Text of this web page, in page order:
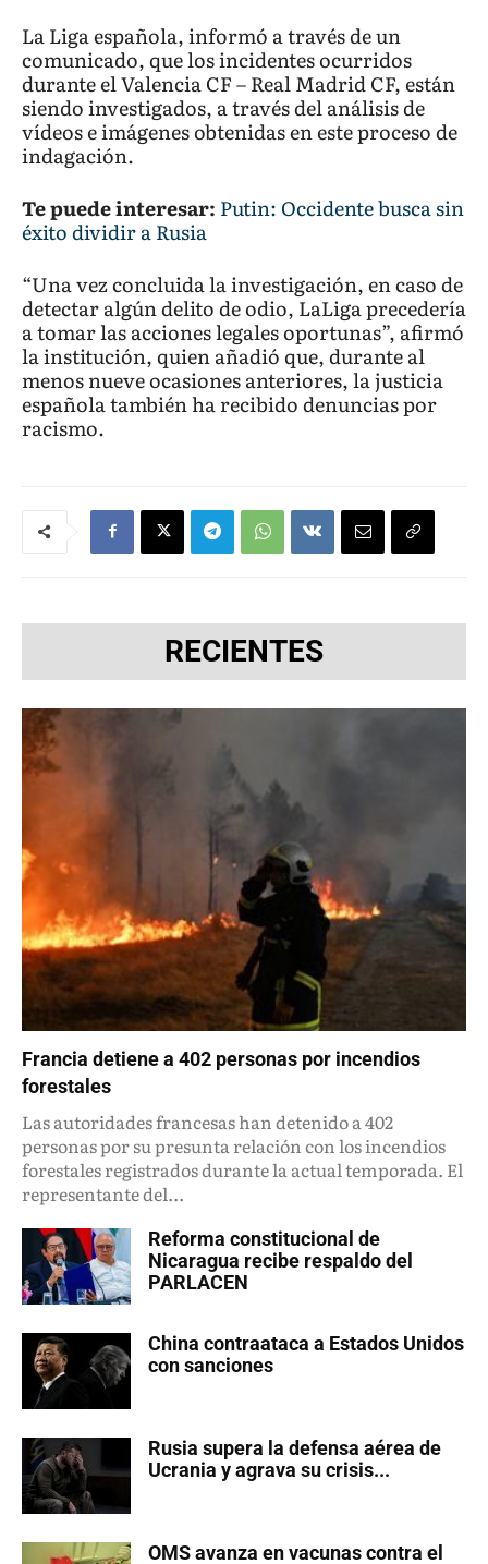
La Liga española, informó a través de un
comunicado, que los incidentes ocurridos
durante el Valencia CF – Real Madrid CF, están
siendo investigados, a través del análisis de
vídeos e imágenes obtenidas en este proceso de
indagación.
Te puede interesar: Putin: Occidente busca sin
éxito dividir a Rusia
“Una vez concluida la investigación, en caso de
detectar algún delito de odio, LaLiga precedería
a tomar las acciones legales oportunas”, afirmó
la institución, quien añadió que, durante al
menos nueve ocasiones anteriores, la justicia
española también ha recibido denuncias por
racismo.
RECIENTES
Francia detiene a 402 personas por incendios
forestales
Las autoridades francesas han detenido a 402
personas por su presunta relación con los incendios
forestales registrados durante la actual temporada. El
representante del...
Reforma constitucional de
Nicaragua recibe respaldo del
PARLACEN
China contraataca a Estados Unidos
con sanciones
Rusia supera la defensa aérea de
Ucrania y agrava su crisis...
OMS avanza en vacunas contra el